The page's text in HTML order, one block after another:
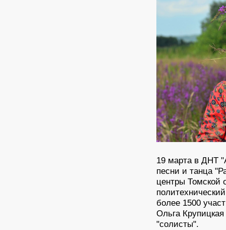
19 марта в ДНТ
песни и танца
центры Томской
более 1500
Ольга
"солисты".